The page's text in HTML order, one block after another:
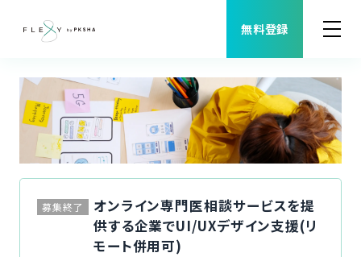
無料登録
案件検索
職種から案件を探す
よくある質問
募集終了
オンライン専門医相談サービスを提
供する企業でUI/UXデザイン支援(リ
モート併用可)